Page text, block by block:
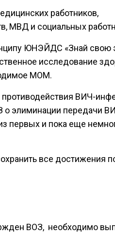
работников,
МВД и социальных
ЮНЭЙДС «Знай
исследование
МОМ.
ВИЧ-
o элиминации передачи
первых и пока еще
все достижения
ВОЗ, необходимо